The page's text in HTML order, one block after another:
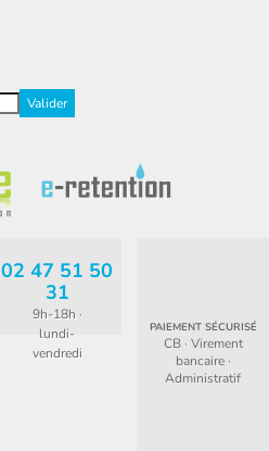
02 47 51 50
31
9h-18h ·
lundi-
vendredi
PAIEMENT SÉCURISÉ
CB · Virement
bancaire ·
Administratif